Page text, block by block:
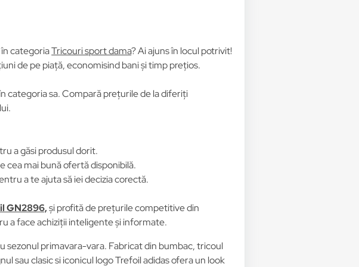
în categoriaTricouri sport dama? Ai ajuns în locul potrivit!
de pe piață, economisind bani și timp prețios.
categoria sa. Compară prețurile de la diferiți
a găsi produsul dorit.
cea mai bună ofertă disponibilă.
a te ajuta să iei decizia corectă.
GN2896,și profită de prețurile competitive din
a face achiziții inteligente și informate.
primavara-vara. Fabricat din bumbac, tricoul
sau clasic si iconicul logo Trefoil adidas ofera un look